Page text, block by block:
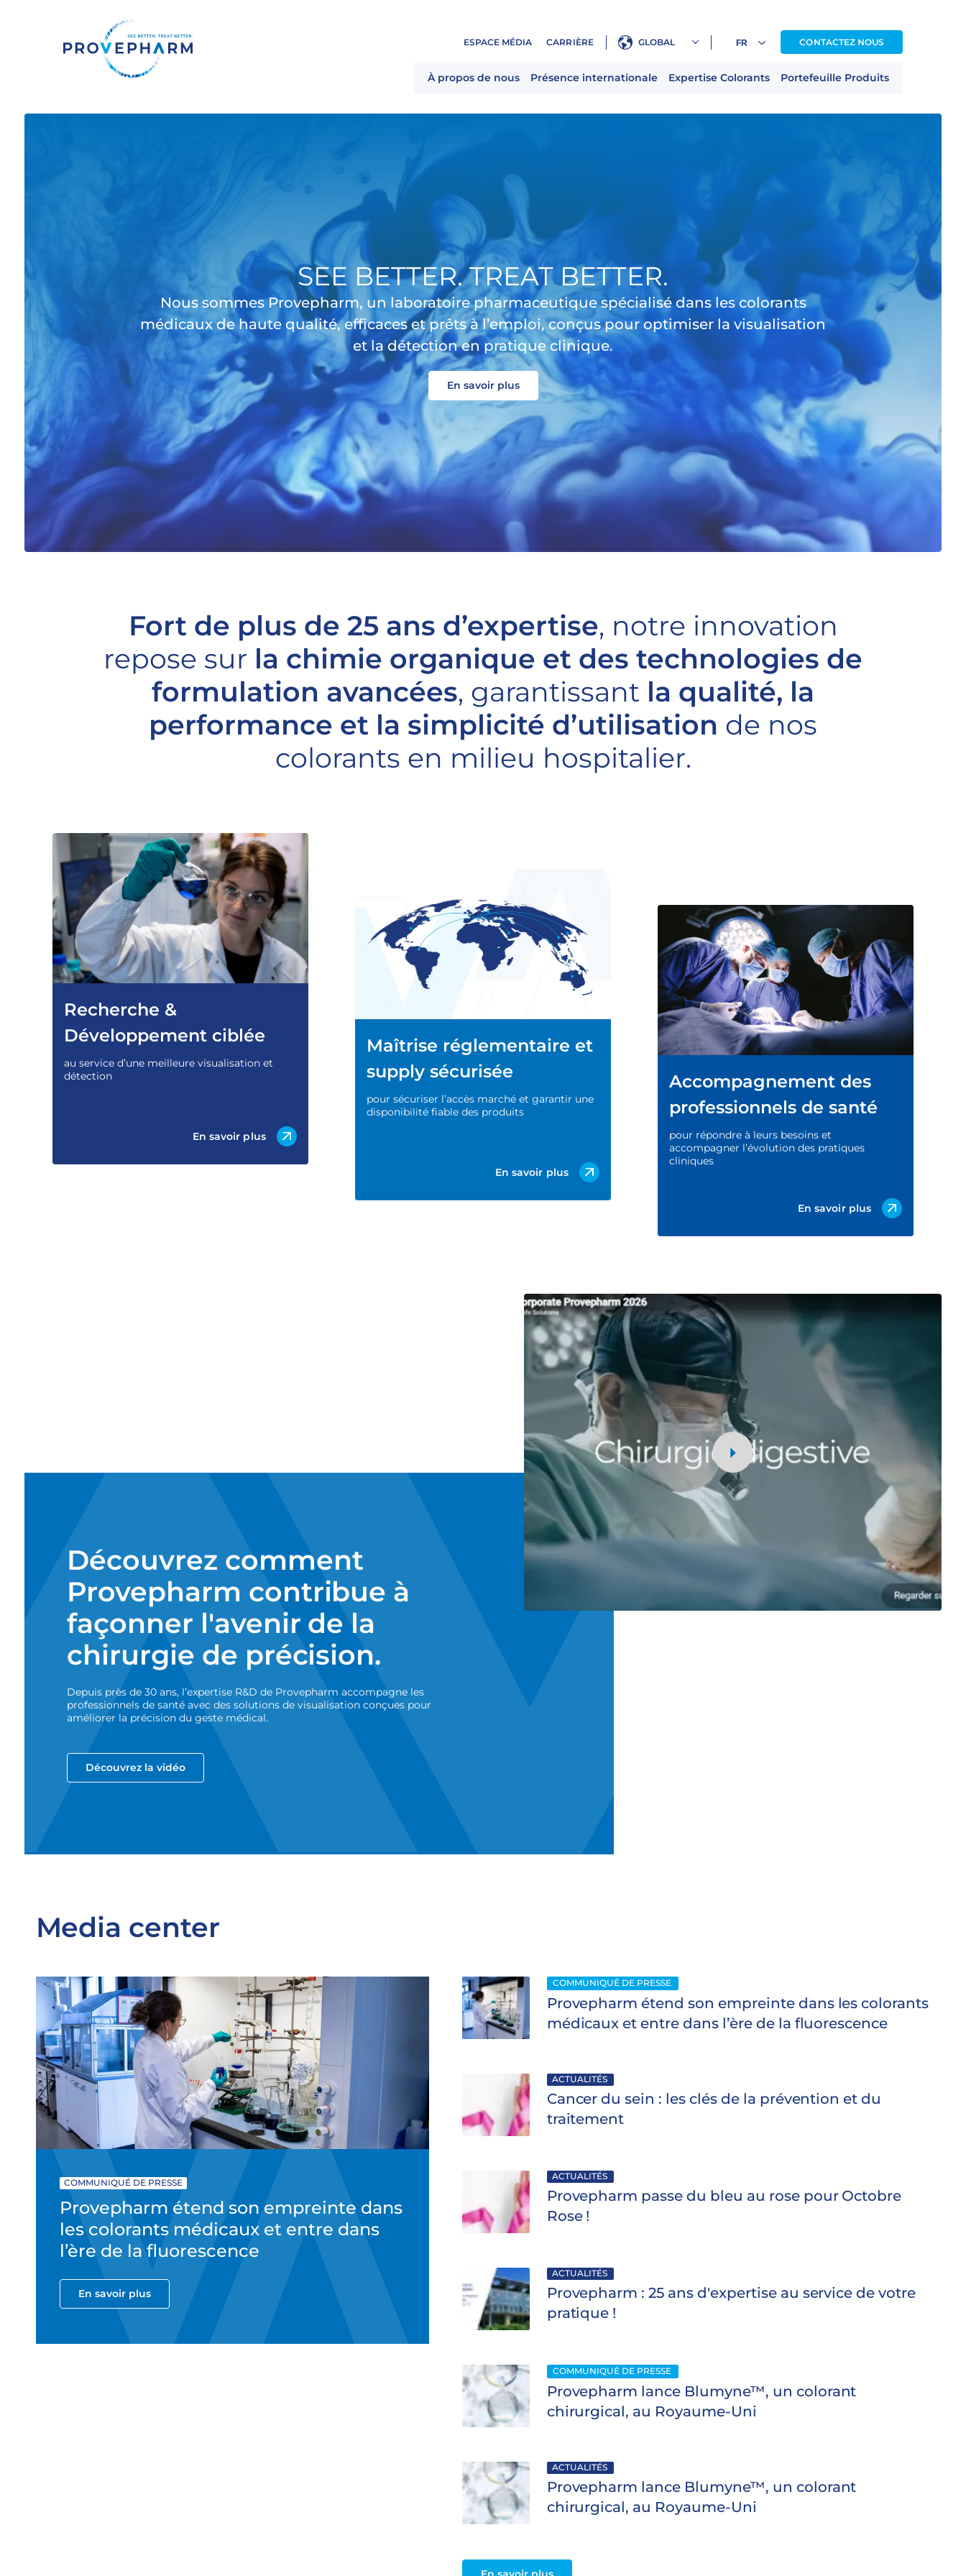
ESPACE MÉDIA CARRIÈRE GLOBAL CONTACTEZ NOUS
À propos de nous Présence internationale Expertise Colorants Portefeuille Produits
SEE BETTER. TREAT BETTER.
Nous sommes Provepharm, un laboratoire pharmaceutique spécialisé dans les colorants
médicaux de haute qualité, efficaces et prêts à l’emploi, conçus pour optimiser la visualisation
et la détection en pratique clinique.
En savoir plus
Fort de plus de 25 ans d’expertise, notre innovation
repose sur la chimie organique et des technologies de
formulation avancées, garantissant la qualité, la
performance et la simplicité d’utilisation de nos
colorants en milieu hospitalier.
Recherche &
Développement ciblée
au service d’une meilleure visualisation et
détection
En savoir plus
Maîtrise réglementaire et
supply sécurisée
pour sécuriser l’accès marché et garantir une
disponibilité fiable des produits
En savoir plus
Accompagnement des
professionnels de santé
pour répondre à leurs besoins et
accompagner l’évolution des pratiques
cliniques
En savoir plus
Découvrez comment
Provepharm contribue à
façonner l'avenir de la
chirurgie de précision.
Depuis près de 30 ans, l’expertise R&D de Provepharm accompagne les
professionnels de santé avec des solutions de visualisation conçues pour
améliorer la précision du geste médical.
Découvrez la vidéo
Media center
COMMUNIQUÉ DE PRESSE
Provepharm étend son empreinte dans
les colorants médicaux et entre dans
l’ère de la fluorescence
En savoir plus
COMMUNIQUÉ DE PRESSE
Provepharm étend son empreinte dans les colorants
médicaux et entre dans l’ère de la fluorescence
ACTUALITÉS
Cancer du sein : les clés de la prévention et du
traitement
ACTUALITÉS
Provepharm passe du bleu au rose pour Octobre
Rose !
ACTUALITÉS
Provepharm : 25 ans d'expertise au service de votre
pratique !
COMMUNIQUÉ DE PRESSE
Provepharm lance Blumyne™, un colorant
chirurgical, au Royaume-Uni
ACTUALITÉS
Provepharm lance Blumyne™, un colorant
chirurgical, au Royaume-Uni